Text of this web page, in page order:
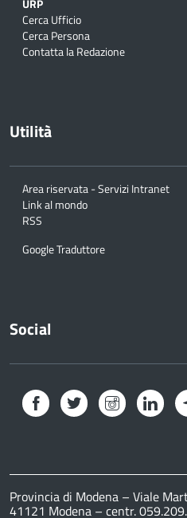
URP
Cerca Ufficio
Cerca Persona
Contatta la Redazione
Utilità
Area riservata - Servizi Intranet
Link al mondo
RSS
Google Traduttore
Social
Facebook Twitter Instagram
Provincia di Modena – Viale
41121 Modena – centr.